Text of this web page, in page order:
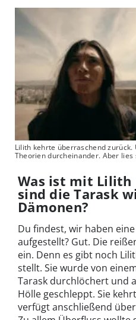
Lilith kehrte überraschend zurück.
Theorien durcheinander. Aber lies
Was ist mit Lilith
sind die Tarask
Dämonen?
Du findest, wir haben
aufgestellt? Gut. Die
ein. Denn es gibt noch
stellt. Sie wurde von
Tarask durchlöchert und
Hölle geschleppt. Sie
verfügt anschließend